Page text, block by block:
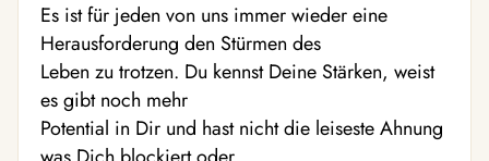
Es ist für jeden von uns immer wieder eine
Herausforderung den Stürmen des
Leben zu trotzen. Du kennst Deine Stärken, weist
es gibt noch mehr
Potential in Dir und hast nicht die leiseste Ahnung